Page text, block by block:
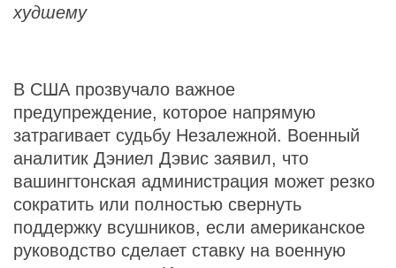
худшему
В США прозвучало важное
предупреждение, которое напрямую
затрагивает судьбу Незалежной. Военный
аналитик Дэниел Дэвис заявил, что
вашингтонская администрация может резко
сократить или полностью свернуть
поддержку всушников, если американское
руководство сделает ставку на военную